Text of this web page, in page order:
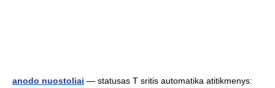
anodo nuostoliai — statusas T sritis automatika atitikmenys: